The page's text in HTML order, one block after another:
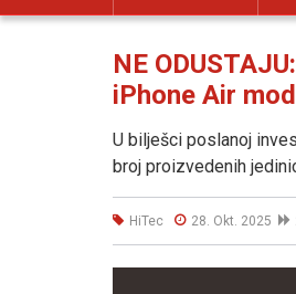
NE
iPhone Air
U bilješci poslanoj
broj proizvedenih
HiTec 28. Okt. 2025